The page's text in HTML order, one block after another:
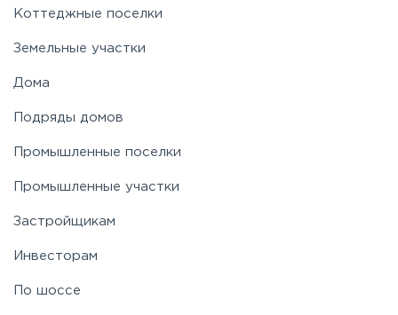
Коттеджные поселки
Земельные участки
Дома
Подряды домов
Промышленные поселки
Промышленные участки
Застройщикам
Инвесторам
По шоссе